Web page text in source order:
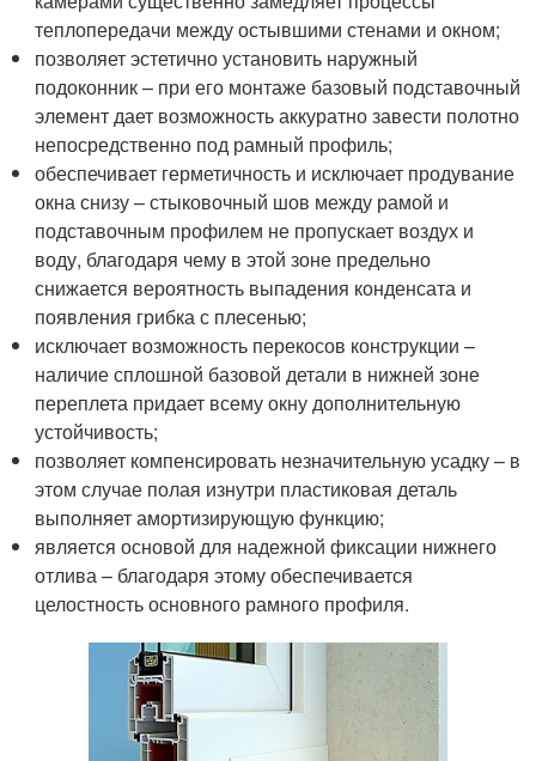
теплопередачи между остывшими стенами и окном;
позволяет эстетично установить наружный
подоконник – при его монтаже базовый подставочный
элемент дает возможность аккуратно завести полотно
непосредственно под рамный профиль;
обеспечивает герметичность и исключает продувание
окна снизу – стыковочный шов между рамой и
подставочным профилем не пропускает воздух и
воду, благодаря чему в этой зоне предельно
снижается вероятность выпадения конденсата и
появления грибка с плесенью;
исключает возможность перекосов конструкции –
наличие сплошной базовой детали в нижней зоне
переплета придает всему окну дополнительную
устойчивость;
позволяет компенсировать незначительную усадку – в
этом случае полая изнутри пластиковая деталь
выполняет амортизирующую функцию;
является основой для надежной фиксации нижнего
отлива – благодаря этому обеспечивается
целостность основного рамного профиля.